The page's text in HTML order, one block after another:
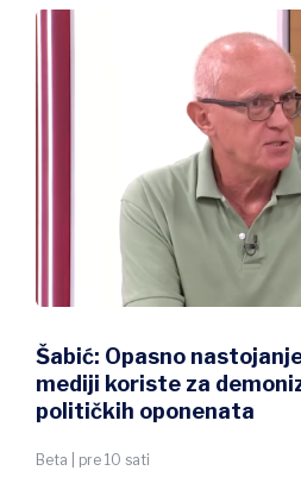
Šabić: Opasno
mediji koriste za
političkih oponenata
Beta | pre 10 sati